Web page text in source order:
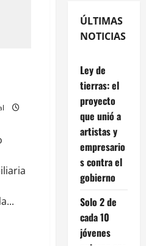
ÚLTIMAS
NOTICIAS
Ley de
tierras: el
proyecto
que unió a
artistas y
empresario
s contra el
gobierno
Solo 2 de
cada 10
jóvenes